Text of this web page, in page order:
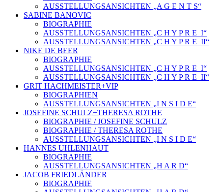
AUSSTELLUNGSANSICHTEN „A G E N T S“
SABINE BANOVIC
BIOGRAPHIE
AUSSTELLUNGSANSICHTEN „C H Y P R E_I“
AUSSTELLUNGSANSICHTEN „C H Y P R E_II“
NIKE DE BEER
BIOGRAPHIE
AUSSTELLUNGSANSICHTEN „C H Y P R E_I“
AUSSTELLUNGSANSICHTEN „C H Y P R E_II“
GRIT HACHMEISTER+VIP
BIOGRAPHIEN
AUSSTELLUNGSANSICHTEN „I N S I D E“
JOSEFINE SCHULZ+THERESA ROTHE
BIOGRAPHIE / JOSEFINE SCHULZ
BIOGRAPHIE / THERESA ROTHE
AUSSTELLUNGSANSICHTEN „I N S I D E“
HANNES UHLENHAUT
BIOGRAPHIE
AUSSTELLUNGSANSICHTEN „H A R D“
JACOB FRIEDLÄNDER
BIOGRAPHIE